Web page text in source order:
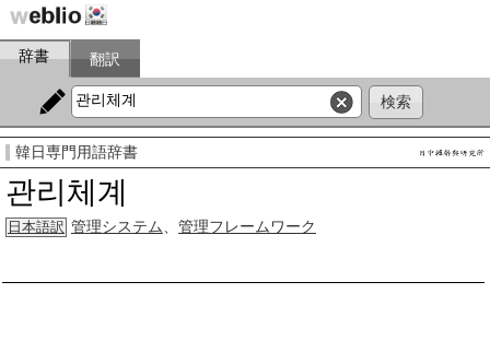
辞書 翻訳
韓日専門用語辞書
관리체계
日本語訳 管理システム 管理フレームワーク